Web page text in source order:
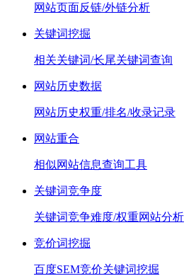
网站页面反链/外链分析
关键词挖掘
相关关键词/长尾关键词查询
网站历史数据
网站历史权重/排名/收录记录
网站重合
相似网站信息查询工具
关键词竞争度
关键词竞争难度/权重网站分析
竞价词挖掘
百度SEM竞价关键词挖掘